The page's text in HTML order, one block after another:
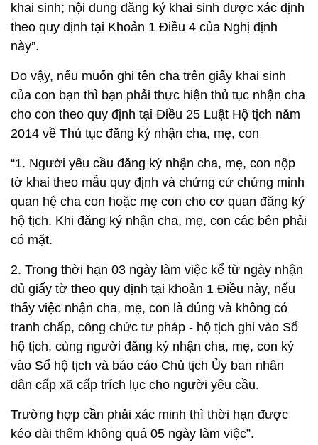
khai sinh; nội dung đăng ký khai sinh được xác định
theo quy định tại Khoản 1 Điều 4 của Nghị định
này”.
Do vậy, nếu muốn ghi tên cha trên giấy khai sinh
của con bạn thì bạn phải thực hiện thủ tục nhận cha
cho con theo quy định tại Điều 25 Luật Hộ tịch năm
2014 về Thủ tục đăng ký nhận cha, mẹ, con
“1. Người yêu cầu đăng ký nhận cha, mẹ, con nộp
tờ khai theo mẫu quy định và chứng cứ chứng minh
quan hệ cha con hoặc mẹ con cho cơ quan đăng ký
hộ tịch. Khi đăng ký nhận cha, mẹ, con các bên phải
có mặt.
2. Trong thời hạn 03 ngày làm việc kể từ ngày nhận
đủ giấy tờ theo quy định tại khoản 1 Điều này, nếu
thấy việc nhận cha, mẹ, con là đúng và không có
tranh chấp, công chức tư pháp - hộ tịch ghi vào Sổ
hộ tịch, cùng người đăng ký nhận cha, mẹ, con ký
vào Sổ hộ tịch và báo cáo Chủ tịch Ủy ban nhân
dân cấp xã cấp trích lục cho người yêu cầu.
Trường hợp cần phải xác minh thì thời hạn được
kéo dài thêm không quá 05 ngày làm việc”.